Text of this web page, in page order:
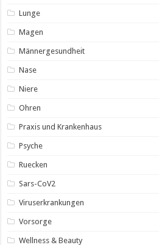
Lunge
Magen
Männergesundheit
Nase
Niere
Ohren
Praxis und Krankenhaus
Psyche
Ruecken
Sars-CoV2
Viruserkrankungen
Vorsorge
Wellness & Beauty